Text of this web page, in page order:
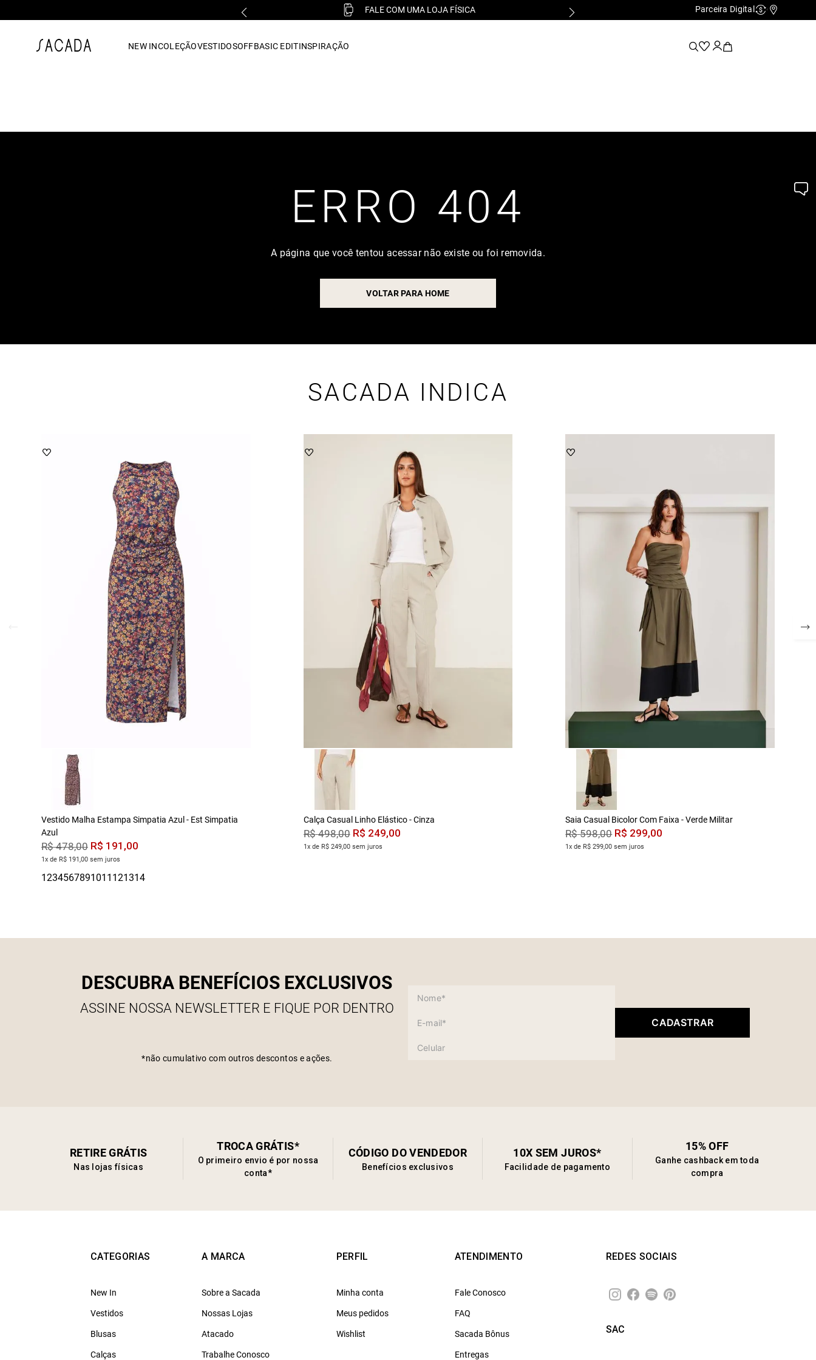
FALE COM UMA LOJA FÍSICA Parceira Digital Cashback
NEW INCOLEÇÃOVESTIDOSOFFBASIC EDITINSPIRAÇÃO
ERRO 404
A página que você tentou acessar não existe ou foi removida.
VOLTAR PARA HOME
SACADA INDICA
Vestido Malha Estampa Simpatia Azul - Est Simpatia
Azul
R$ 478,00 R$ 191 ,00
1x de R$ 191,00 sem juros
Calça Casual Linho Elástico - Cinza
R$ 498,00 R$ 249,00
1x de R$ 249,00 sem juros
Saia Casual Bicolor Com Faixa - Verde Militar
R$ 598,00 R$ 299,00
1x de R$ 299,00 sem juros
DESCUBRA BENEFÍCIOS EXCLUSIVOS
ASSINE NOSSA NEWSLETTER E FIQUE POR DENTRO
*não cumulativo com outros descontos e ações.
CADASTRAR
RETIRE GRÁTIS
Nas lojas físicas
TROCA GRÁTIS*
O primeiro envio é por nossa
conta*
CÓDIGO DO VENDEDOR
Benefícios exclusivos
10X SEM JUROS*
Facilidade de pagamento
15% OFF
Ganhe cashback em toda
compra
CATEGORIAS
New In
Vestidos
Blusas
Calças
A MARCA
Sobre a Sacada
Nossas Lojas
Atacado
Trabalhe Conosco
PERFIL
Minha conta
Meus pedidos
Wishlist
ATENDIMENTO
Fale Conosco
FAQ
Sacada Bônus
Entregas
REDES SOCIAIS
SAC
vestido midi
7º macacão